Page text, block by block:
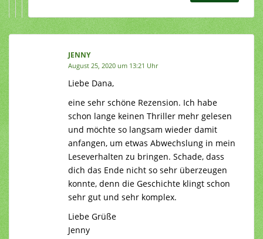
JENNY
August 25, 2020 um 13:21 Uhr
Liebe Dana,
eine sehr schöne Rezension. Ich habe
schon lange keinen Thriller mehr gelesen
und möchte so langsam wieder damit
anfangen, um etwas Abwechslung in mein
Leseverhalten zu bringen. Schade, dass
dich das Ende nicht so sehr überzeugen
konnte, denn die Geschichte klingt schon
sehr gut und sehr komplex.
Liebe Grüße
Jenny